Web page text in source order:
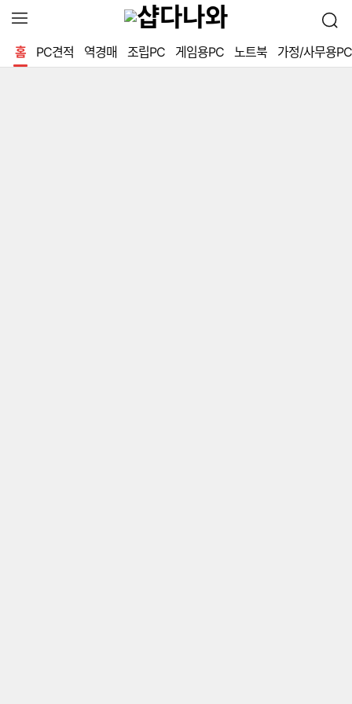
역
열
검
색
홈
PC견적 역경매 조립PC 게임용PC 노트북 가정/사무용PC